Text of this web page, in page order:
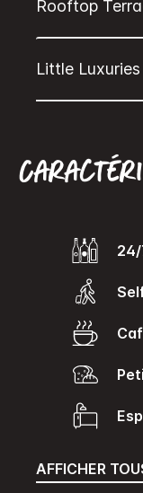
AFFICHER